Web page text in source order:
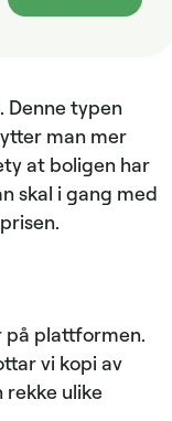
Denne typen
man mer
at boligen har
skal i gang med
på plattformen.
vi kopi av
ulike